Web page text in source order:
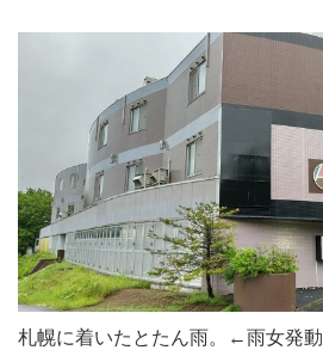
札幌に着いたとたん雨。←雨女発動